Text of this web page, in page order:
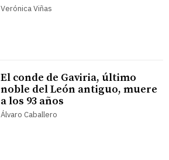
Verónica Viñas
El conde de Gaviria, último
noble del León antiguo, muere
a los 93 años
Álvaro Caballero